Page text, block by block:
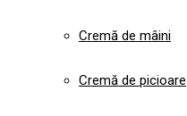
Cremă de mâini
Cremă de picioare